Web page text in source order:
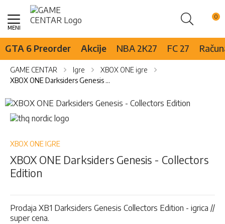
Pretraži
Skip
Content
GTA 6 Preorder Akcije NBA 2K27 FC 27
GAME CENTAR Igre
XBOX ONE igre
XBOX ONE Darksiders Genesis - Collectors Edition
Skip
to
the
of
images
gallery
Skip
to
beginning
the
images
XBOX ONE IGRE
XBOX ONE Darksiders Genesis - Collectors
Edition
Prodaja XB1 Darksiders Genesis Collectors Edition - igrica //
super cena.